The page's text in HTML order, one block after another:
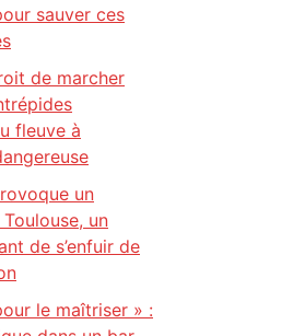
sauver ces
de marcher
fleuve à
un
un
de s’enfuir de
le maîtriser » :